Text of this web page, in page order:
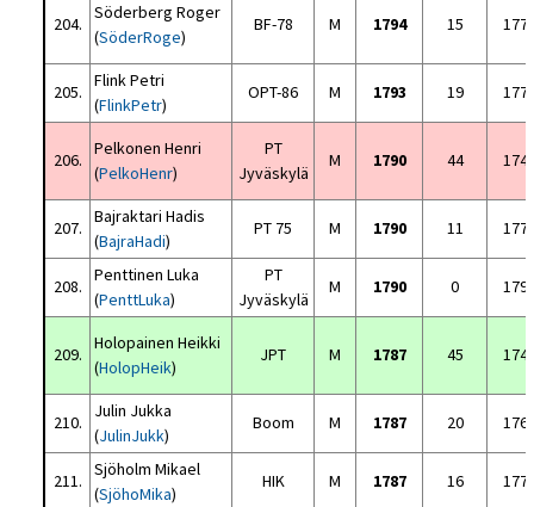
204.
Söderberg Roger
(SöderRoge)
BF-78 M 1794 15
205.
Flink Petri
(FlinkPetr)
OPT-86 M 1793 19
206.
Pelkonen Henri
(PelkoHenr)
PT
Jyväskylä
M 1790 44
207.
Bajraktari Hadis
(BajraHadi)
PT 75 M 1790 11
208.
Penttinen Luka
(PenttLuka)
PT
Jyväskylä
M 1790 0
209.
Holopainen Heikki
(HolopHeik)
JPT M 1787 45
210.
Julin Jukka
(JulinJukk)
Boom M 1787 20
211.
Sjöholm Mikael
(SjöhoMika)
HIK M 1787 16